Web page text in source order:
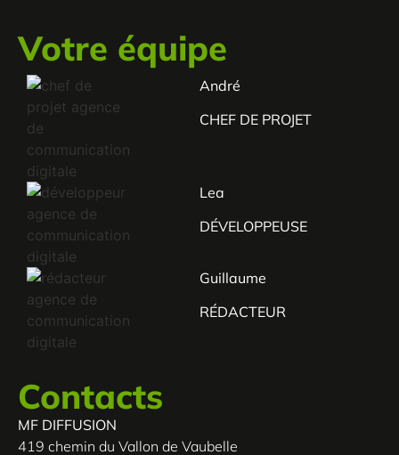
Votre équipe
André
CHEF DE PROJET
Lea
DÉVELOPPEUSE
Guillaume
RÉDACTEUR
Contacts
MF DIFFUSION
419 chemin du Vallon de Vaubelle